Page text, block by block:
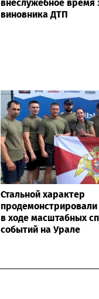
внеслужебное время
виновника ДТП
Стальной характер
в ходе масштабных
событий на Урале